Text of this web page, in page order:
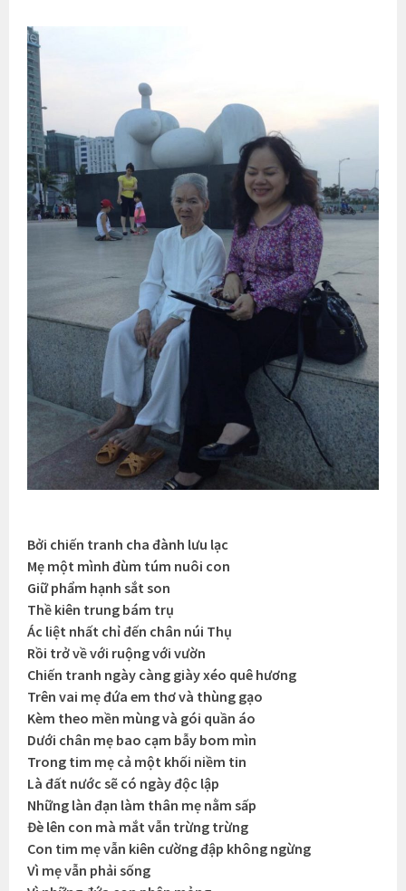
Bởi chiến tranh cha đành lưu lạc
Mẹ một mình đùm túm nuôi con
Giữ phẩm hạnh sắt son
Thề kiên trung bám trụ
Ác liệt nhất chỉ đến chân núi Thụ
Rồi trở về với ruộng với vườn
Chiến tranh ngày càng giày xéo quê hương
Trên vai mẹ đứa em thơ và thùng gạo
Kèm theo mền mùng và gói quần áo
Dưới chân mẹ bao cạm bẫy bom mìn
Trong tim mẹ cả một khối niềm tin
Là đất nước sẽ có ngày độc lập
Những làn đạn làm thân mẹ nằm sấp
Đè lên con mà mắt vẫn trừng trừng
Con tim mẹ vẫn kiên cường đập không ngừng
Vì mẹ vẫn phải sống